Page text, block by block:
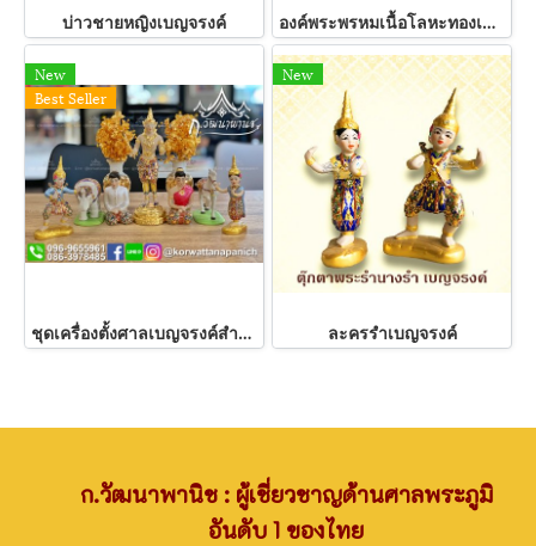
บ่าวชายหญิงเบญจรงค์ องค์พระพรหมเนื้อโลหะทองเหลือง ปิดทองแท้ 100 %
New
Best Seller
ชุดเครื่องตั้งศาลเบญจรงค์สำหรับศาลพระภูมิ
New
ละครรำเบญจรงค์
ก.วัฒนาพานิช : ผู้เชี่ยวชาญด้านศาลพระภูมิ
อันดับ 1 ของไทย